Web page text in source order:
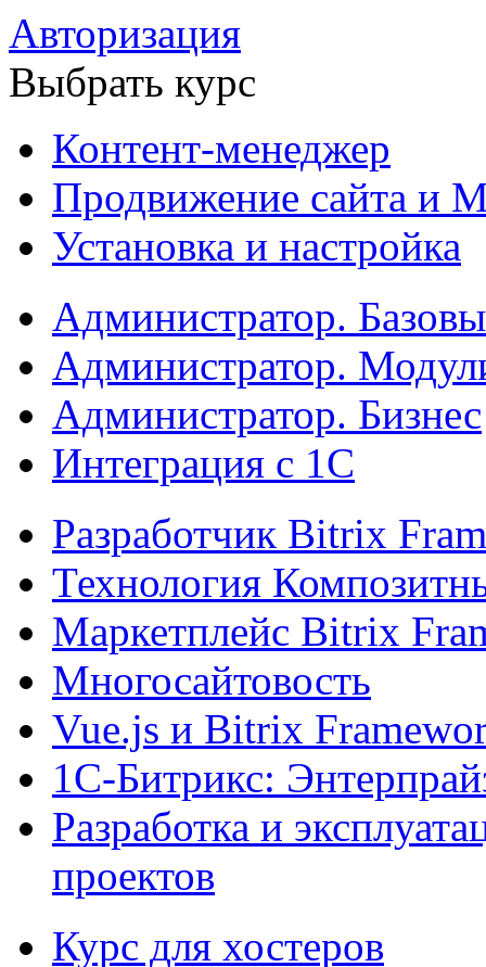
Авторизация
Выбрать курс
Контент-менеджер
Продвижение сайта и
Установка и настройка
Администратор.
Администратор.
Администратор. Бизнес
Интеграция с 1С
Разработчик Bitrix
Технология
Маркетплейс Bitrix
Многосайтовость
Vue.js и Bitrix
1С-Битрикс:
Разработка и
проектов
Курс для хостеров